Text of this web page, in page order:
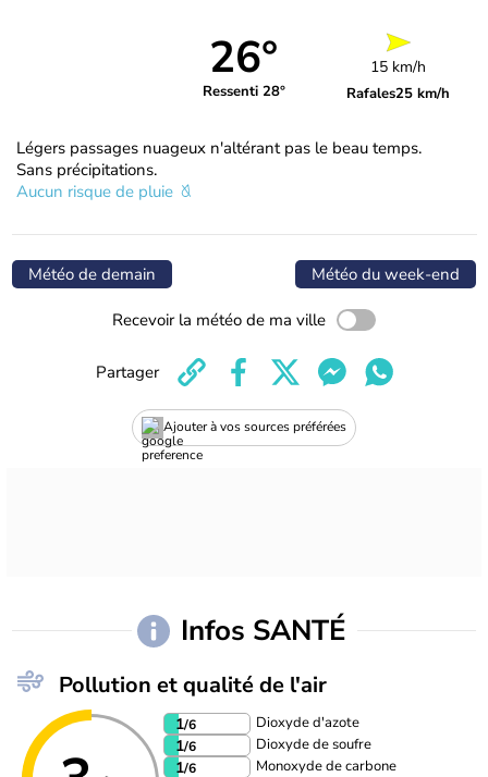
26°
Ressenti 28°
15 km/h
Rafales25 km/h
Légers passages nuageux n'altérant pas le beau temps.
Sans précipitations.
Aucun risque de pluie
Météo de demain Météo du week-end
Recevoir la météo de ma ville
Ajouter à vos sources préférées
Partager
Infos SANTÉ
Pollution et qualité de l'air
1/6 Dioxyde d'azote
1/6 Dioxyde de soufre
1/6 Monoxyde de carbone